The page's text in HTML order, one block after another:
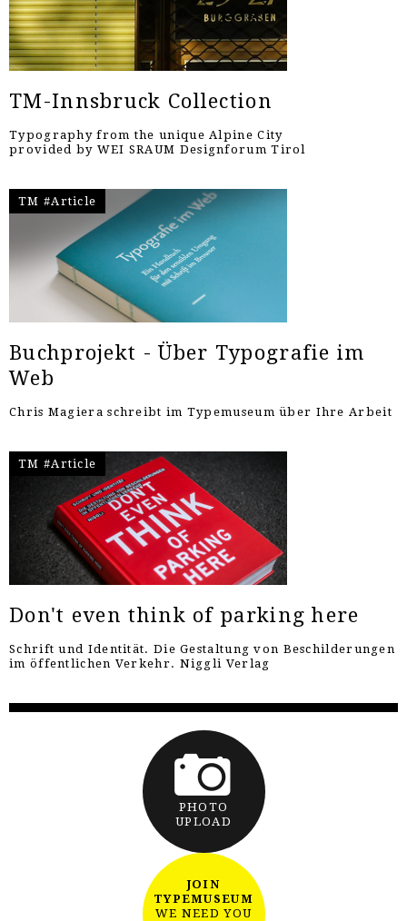
TM-Innsbruck Collection
Typography from the unique Alpine City
provided by WEI SRAUM Designforum Tirol
TM #Article
Buchprojekt - Über Typografie im
Web
Chris Magiera schreibt im Typemuseum über Ihre Arbeit
TM #Article
Don't even think of parking here
Schrift und Identität. Die Gestaltung von Beschilderungen
im öffentlichen Verkehr. Niggli Verlag
PHOTO
UPLOAD
JOIN
TYPEMUSEUM
WE NEED YOU